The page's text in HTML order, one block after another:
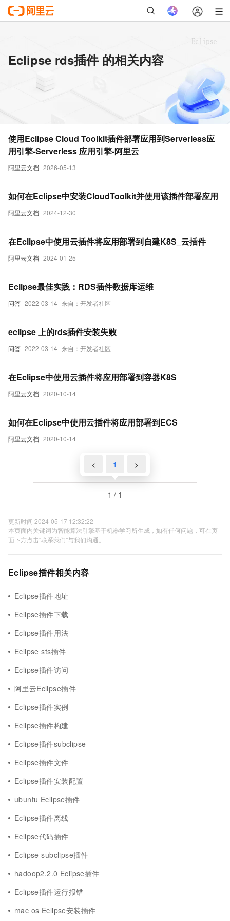
Eclipse rds插件 的相关内容
阿里云文档 2026-05-13
使用Eclipse Cloud Toolkit插件部署应用到Serverless应
用引擎-Serverless 应用引擎-阿里云
阿里云文档 2024-12-30
如何在Eclipse中安装CloudToolkit并使用该插件部署应用
阿里云文档 2024-01-25
在Eclipse中使用云插件将应用部署到自建K8S_云插件
问答 2022-03-14 来自：开发者社区
Eclipse最佳实践：RDS插件数据库运维
问答 2022-03-14 来自：开发者社区
eclipse 上的rds插件安装失败
阿里云文档 2020-10-14
在Eclipse中使用云插件将应用部署到容器K8S
阿里云文档 2020-10-14
如何在Eclipse中使用云插件将应用部署到ECS
< 1 >
1 / 1
更新时间 2024-05-17 12:32:22
本页面内关键词为智能算法引擎基于机器学习所生成，如有任何问题，可在页
面下方点击"联系我们"与我们沟通。
Eclipse插件相关内容
Eclipse插件地址
Eclipse插件下载
Eclipse插件用法
Eclipse sts插件
Eclipse插件访问
阿里云Eclipse插件
Eclipse插件实例
Eclipse插件构建
Eclipse插件subclipse
Eclipse插件文件
Eclipse插件安装配置
ubuntu Eclipse插件
Eclipse插件离线
Eclipse代码插件
Eclipse subclipse插件
hadoop2.2.0 Eclipse插件
Eclipse插件运行报错
mac os Eclipse安装插件